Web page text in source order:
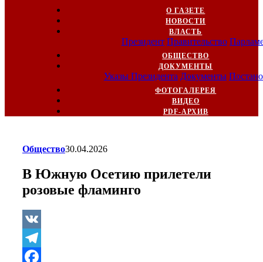
О ГАЗЕТЕ
НОВОСТИ
ВЛАСТЬ
Президент Правительство
ОБЩЕСТВО
ДОКУМЕНТЫ
Указы Президента Документы
ФОТОГАЛЕРЕЯ
ВИДЕО
PDF-АРХИВ
Общество30.04.2026
В Южную Осетию прилетели
розовые фламинго
VK
Telegram